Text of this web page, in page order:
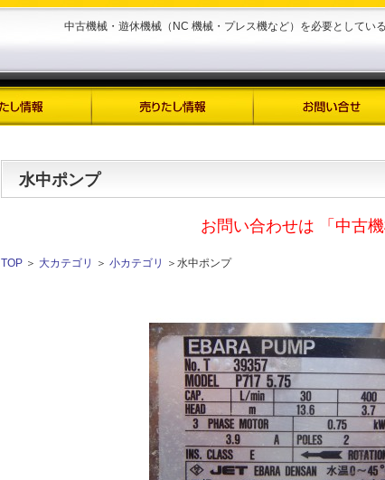
中古機械・遊休機械（NC 機械・プレス機など）を必要としてい
水中ポンプ
お問い合わせは 「中古
TOP ＞ 大カテゴリ ＞ 小カテゴリ ＞水中ポンプ